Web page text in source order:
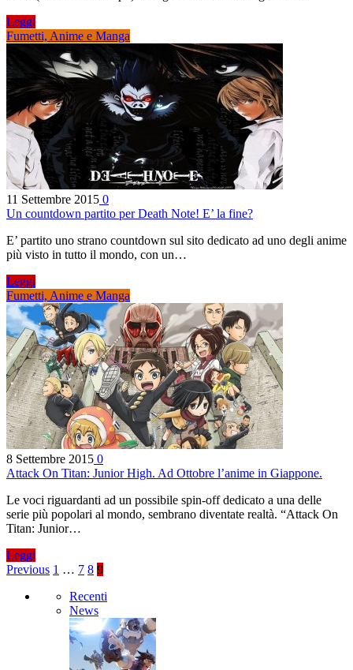
Leggi
Fumetti, Anime e Manga
11 Settembre 2015 0
Un countdown partito per Death Note! E’ la fine?
E’ partito uno strano countdown sul sito dedicato ad uno degli anime
più visto in tutto il mondo, con un…
Leggi
Fumetti, Anime e Manga
8 Settembre 2015 0
Attack On Titan: Junior High. Ad Ottobre l’anime in Giappone.
Le voci riguardanti ad un possibile spin-off dedicato a una delle
serie più popolari al mondo, sembrano diventate realtà. “Attack On
Titan: Junior…
Leggi
Previous 1 … 7 8 9
Recenti
News